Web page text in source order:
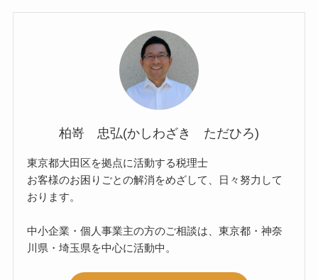
柏嵜 忠弘(かしわざき ただひろ)
東京都大田区を拠点に活動する税理士
お客様のお困りごとの解消をめざして、日々努力して
おります。
中小企業・個人事業主の方のご相談は、東京都・神奈
川県・埼玉県を中心に活動中。